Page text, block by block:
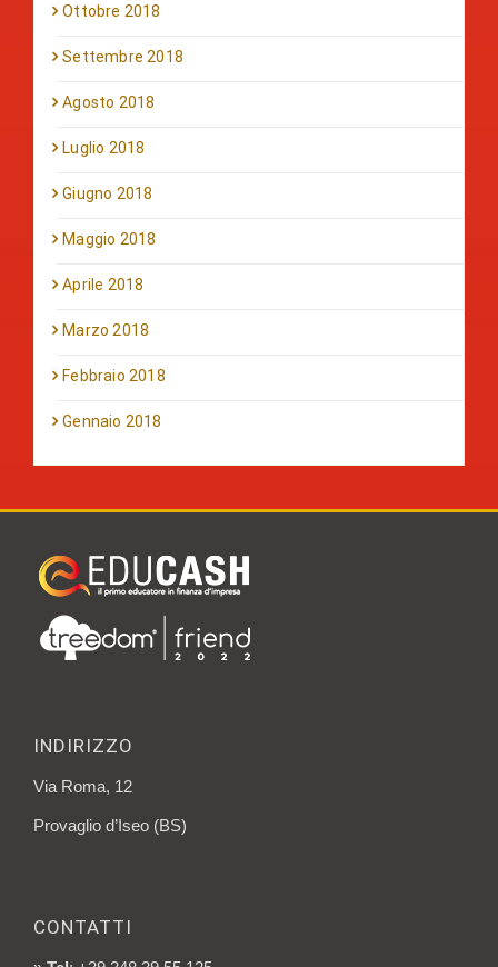
Ottobre 2018
Settembre 2018
Agosto 2018
Luglio 2018
Giugno 2018
Maggio 2018
Aprile 2018
Marzo 2018
Febbraio 2018
Gennaio 2018
INDIRIZZO
Via Roma, 12
Provaglio d’Iseo (BS)
CONTATTI